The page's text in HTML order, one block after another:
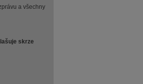
a všechny
skrze